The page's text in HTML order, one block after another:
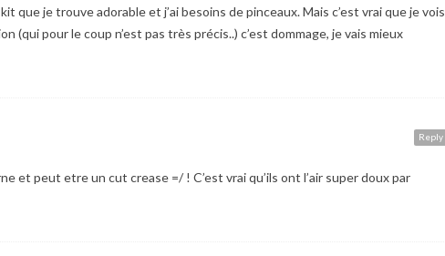
que je trouve adorable et j’ai besoins de pinceaux. Mais c’est vrai que je vois
(qui pour le coup n’est pas très précis..) c’est dommage, je vais mieux
Reply
et peut etre un cut crease =/ ! C’est vrai qu’ils ont l’air super doux par